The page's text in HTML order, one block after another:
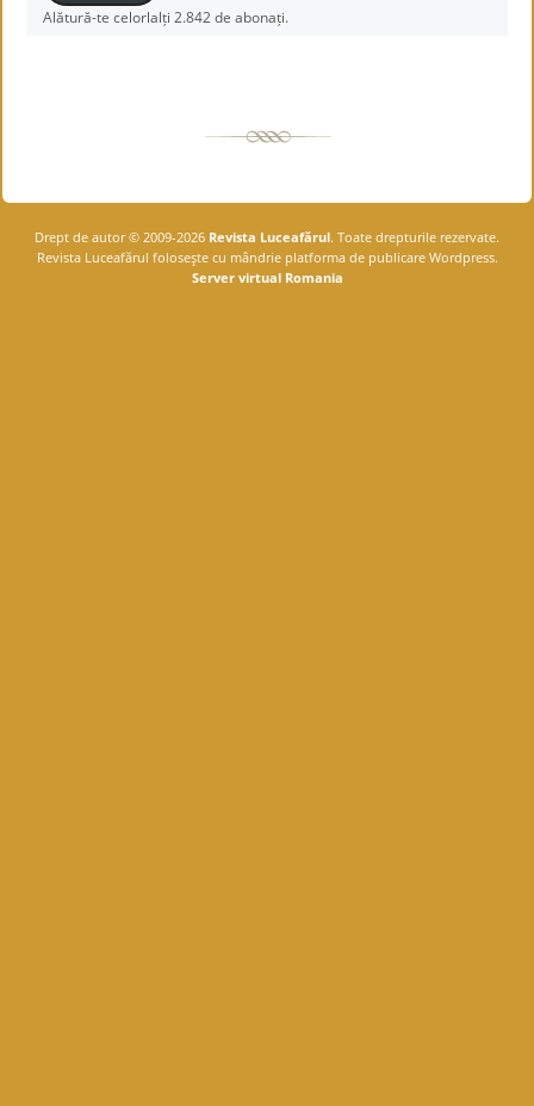
Alătură-te celorlalți 2.842 de abonați.
Drept de autor © 2009-2026 Revista Luceafărul. Toate drepturile rezervate.
Revista Luceafărul foloseşte cu mândrie platforma de publicare Wordpress.
Server virtual Romania